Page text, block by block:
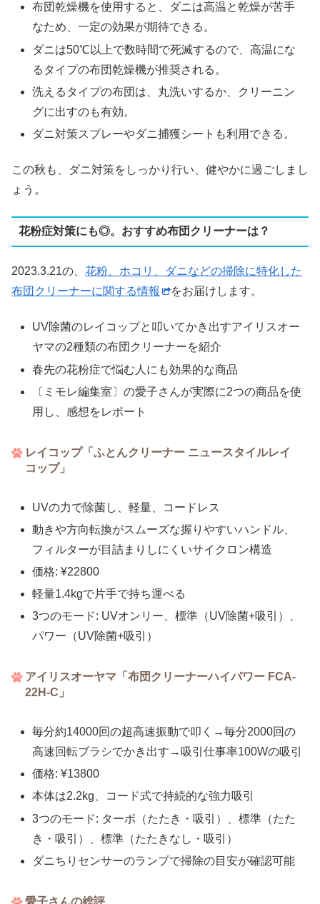
布団乾燥機を使用すると、ダニは高温と乾燥が苦手
なため、一定の効果が期待できる。
ダニは50℃以上で数時間で死滅するので、高温にな
るタイプの布団乾燥機が推奨される。
洗えるタイプの布団は、丸洗いするか、クリーニン
グに出すのも有効。
ダニ対策スプレーやダニ捕獲シートも利用できる。
この秋も、ダニ対策をしっかり行い、健やかに過ごしまし
ょう。
花粉症対策にも◎。おすすめ布団クリーナーは？
2023.3.21の、 花粉、ホコリ、ダニなどの掃除に特化した
布団クリーナーに関する情報
をお届けします。
UV除菌のレイコップと叩いてかき出すアイリスオー
ヤマの2種類の布団クリーナーを紹介
春先の花粉症で悩む人にも効果的な商品
〔ミモレ編集室〕の愛子さんが実際に2つの商品を使
用し、感想をレポート
レイコップ「ふとんクリーナー ニュースタイルレイ
コップ」
UVの力で除菌し、軽量、コードレス
動きや方向転換がスムーズな握りやすいハンドル、
フィルターが目詰まりしにくいサイクロン構造
価格: ¥22800
軽量1.4kgで片手で持ち運べる
3つのモード: UVオンリー、標準（UV除菌+吸引）、
パワー（UV除菌+吸引）
アイリスオーヤマ「布団クリーナーハイパワー FCA-
22H-C」
毎分約14000回の超高速振動で叩く→毎分2000回の
高速回転ブラシでかき出す→吸引仕事率100Wの吸引
価格: ¥13800
本体は2.2kg、コード式で持続的な強力吸引
3つのモード: ターボ（たたき・吸引）、標準（たた
き・吸引）、標準（たたきなし・吸引）
ダニちりセンサーのランプで掃除の目安が確認可能
愛子さんの総評